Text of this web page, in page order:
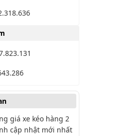
giá xe kéo hàng 2
cập nhật mới nhất